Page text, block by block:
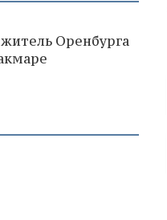
Оренбурга